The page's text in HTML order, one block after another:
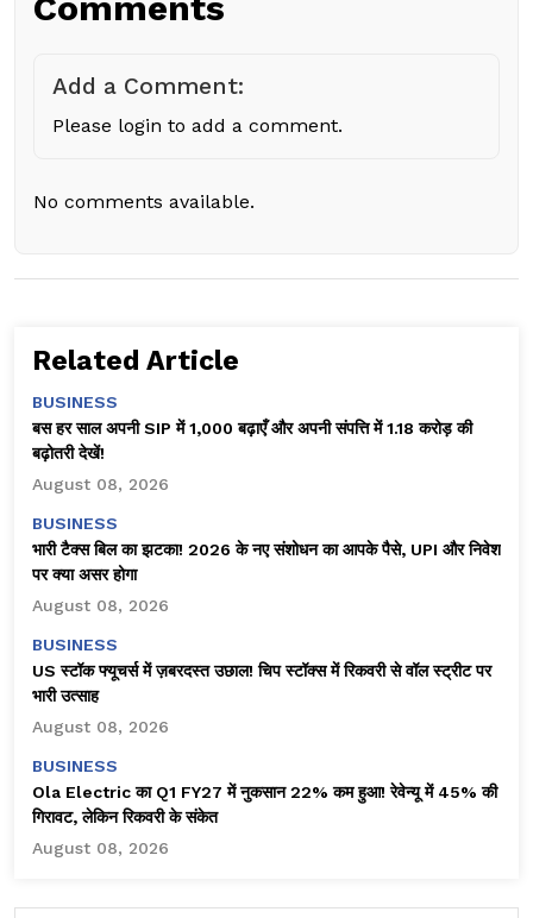
Add a Comment:
Please login to add a comment.
No comments available.
Related Article
BUSINESS
बस हर साल अपनी SIP में ₹1,000 बढ़ाएँ और अपनी संपत्ति में ₹1.18 करोड़ की
बढ़ोतरी देखें!
August 08, 2026
BUSINESS
भारी टैक्स बिल का झटका! 2026 के नए संशोधन का आपके पैसे, UPI और निवेश
पर क्या असर होगा
August 08, 2026
BUSINESS
US स्टॉक फ्यूचर्स में ज़बरदस्त उछाल! चिप स्टॉक्स में रिकवरी से वॉल स्ट्रीट पर
भारी उत्साह
August 08, 2026
BUSINESS
Ola Electric का Q1 FY27 में नुकसान 22% कम हुआ! रेवेन्यू में 45% की
गिरावट, लेकिन रिकवरी के संकेत
August 08, 2026